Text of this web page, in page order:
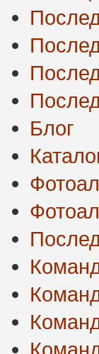
Блог